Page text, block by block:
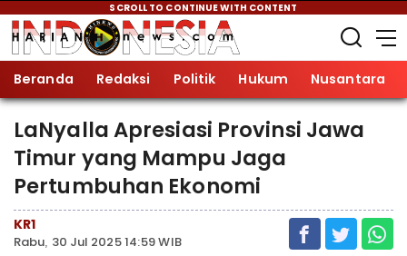
SCROLL TO CONTINUE WITH CONTENT
Beranda Redaksi Politik Hukum Nusantara
LaNyalla Apresiasi Provinsi Jawa
Timur yang Mampu Jaga
Pertumbuhan Ekonomi
KR1
Rabu, 30 Jul 2025 14:59 WIB